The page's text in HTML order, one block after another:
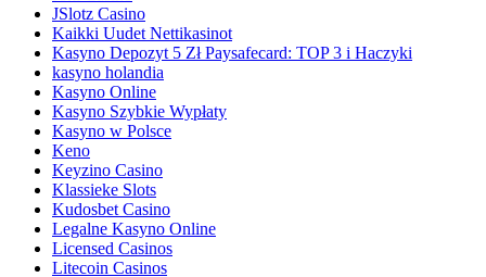
JSlotz Casino
Kaikki Uudet Nettikasinot
Kasyno Depozyt 5 Zł Paysafecard: TOP 3 i Haczyki
kasyno holandia
Kasyno Online
Kasyno Szybkie Wypłaty
Kasyno w Polsce
Keno
Keyzino Casino
Klassieke Slots
Kudosbet Casino
Legalne Kasyno Online
Licensed Casinos
Litecoin Casinos